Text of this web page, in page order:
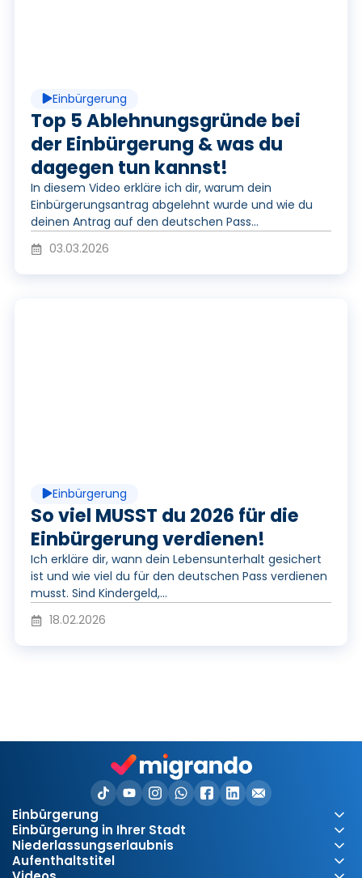
y
V
i
Einbürgerung
Top 5 Ablehnungsgründe bei
der Einbürgerung & was du
dagegen tun kannst!
In diesem Video erkläre ich dir, warum dein
Einbürgerungsantrag abgelehnt wurde und wie du
deinen Antrag auf den deutschen Pass...
03.03.2026
y
V
i
d
e
Einbürgerung
So viel MUSST du 2026 für die
Einbürgerung verdienen!
Ich erkläre dir, wann dein Lebensunterhalt gesichert
ist und wie viel du für den deutschen Pass verdienen
musst. Sind Kindergeld,...
18.02.2026
Einbürgerung
Einbürgerung in Ihrer Stadt
Niederlassungserlaubnis
Aufenthaltstitel